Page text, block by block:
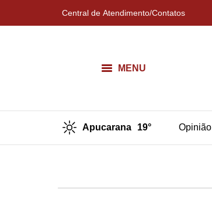
Central de Atendimento/Contatos
MENU
Apucarana 19° Opinião